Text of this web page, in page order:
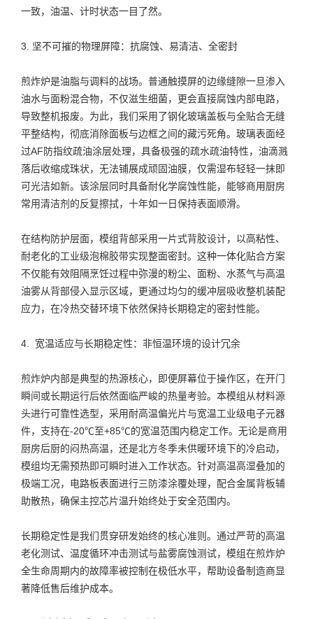
一致，油温、计时状态一目了然。
3. 坚不可摧的物理屏障：抗腐蚀、易清洁、全密封
煎炸炉是油脂与调料的战场。普通触摸屏的边缘缝隙一旦渗入
油水与面粉混合物，不仅滋生细菌，更会直接腐蚀内部电路，
导致整机报废。为此，我们采用了钢化玻璃盖板与全贴合无缝
平整结构，彻底消除面板与边框之间的藏污死角。玻璃表面经
过AF防指纹疏油涂层处理，具备极强的疏水疏油特性，油滴溅
落后收缩成珠状，无法铺展成顽固油膜，仅需湿布轻轻一抹即
可光洁如新。该涂层同时具备耐化学腐蚀性能，能够商用厨房
常用清洁剂的反复擦拭，十年如一日保持表面顺滑。
在结构防护层面，模组背部采用一片式背胶设计，以高粘性、
耐老化的工业级泡棉胶带实现整面密封。这种一体化贴合方案
不仅能有效阻隔烹饪过程中弥漫的粉尘、面粉、水蒸气与高温
油雾从背部侵入显示区域，更通过均匀的缓冲层吸收整机装配
应力，在冷热交替环境下依然保持长期稳定的密封性能。
4. 宽温适应与长期稳定性：非恒温环境的设计冗余
煎炸炉内部是典型的热源核心，即便屏幕位于操作区，在开门
瞬间或长期运行后依然面临严峻的热量考验。本模组从材料源
头进行可靠性选型，采用耐高温偏光片与宽温工业级电子元器
件，支持在-20℃至+85℃的宽温范围内稳定工作。无论是商用
厨房后厨的闷热高温，还是北方冬季未供暖环境下的冷启动，
模组均无需预热即可瞬时进入工作状态。针对高温高湿叠加的
极端工况，电路板表面进行三防漆涂覆处理，配合金属背板辅
助散热，确保主控芯片温升始终处于安全范围内。
长期稳定性是我们贯穿研发始终的核心准则。通过严苛的高温
老化测试、温度循环冲击测试与盐雾腐蚀测试，模组在煎炸炉
全生命周期内的故障率被控制在极低水平，帮助设备制造商显
著降低售后维护成本。